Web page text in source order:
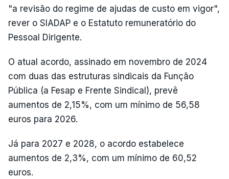
"a revisão do regime de ajudas de custo em vigor",
rever o SIADAP e o Estatuto remuneratório do
Pessoal Dirigente.
O atual acordo, assinado em novembro de 2024
com duas das estruturas sindicais da Função
Pública (a Fesap e Frente Sindical), prevê
aumentos de 2,15%, com um mínimo de 56,58
euros para 2026.
Já para 2027 e 2028, o acordo estabelece
aumentos de 2,3%, com um mínimo de 60,52
euros.